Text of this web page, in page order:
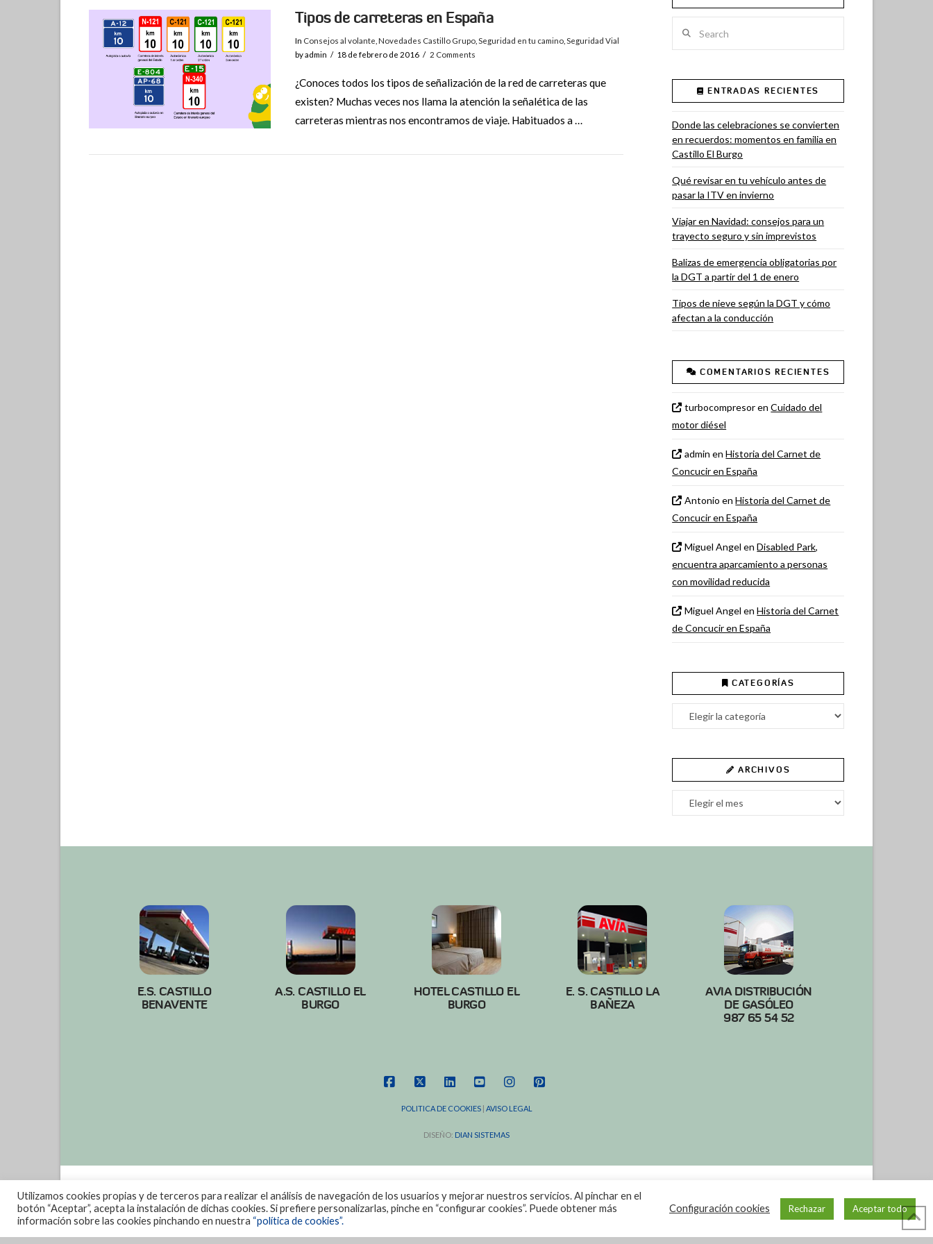
Tipos de carreteras en España
In Consejos al volante Novedades Castillo Grupo, Seguridad en tu camino, Seguridad Vial
by admin
18 de febrero de 2016 2 Comments
¿Conoces todos los tipos de señalización de la red de carreteras que
existen? Muchas veces nos llama la atención la señalética de las
carreteras mientras nos encontramos de viaje. Habituados a …
ENTRADAS RECIENTES
Donde las celebraciones se convierten
en recuerdos: momentos en familia en
Castillo El Burgo
Qué revisar en tu vehículo antes de
pasar la ITV en invierno
Viajar en Navidad: consejos para un
trayecto seguro y sin imprevistos
Balizas de emergencia obligatorias por
la DGT a partir del 1 de enero
Tipos de nieve según la DGT y cómo
afectan a la conducción
COMENTARIOS RECIENTES
turbocompresorenCuidado del
motor diésel
admin enHistoria del Carnet de
Concucir en España
Antonio enHistoria del Carnet de
Concucir en España
Miguel Angel enDisabled Park,
encuentra aparcamiento a personas
con movilidad reducida
Miguel Angel enHistoria del Carnet
de Concucir en España
CATEGORÍAS
Categorías
ARCHIVOS
Archivos
E.S. CASTILLO
BENAVENTE
A.S. CASTILLO EL
BURGO
HOTEL CASTILLO EL
BURGO
E. S. CASTILLO LA
BAÑEZA
AVIA DISTRIBUCIÓN
DE GASÓLEO
987 65 54 52
POLITICA DE COOKIES| AVISO LEGAL
DISEÑO: DIAN SISTEMAS
Utilizamos cookies propias y de terceros para realizar el análisis de navegación de los usuarios y mejorar nuestros servicios. Al pinchar en el
botón “Aceptar”, acepta la instalación de dichas cookies. Si prefiere personalizarlas, pinche en “configurar cookies”. Puede obtener más
información sobre las cookies pinchando en nuestra “política de cookies”.
Configuración cookies Rechazar Aceptar todo